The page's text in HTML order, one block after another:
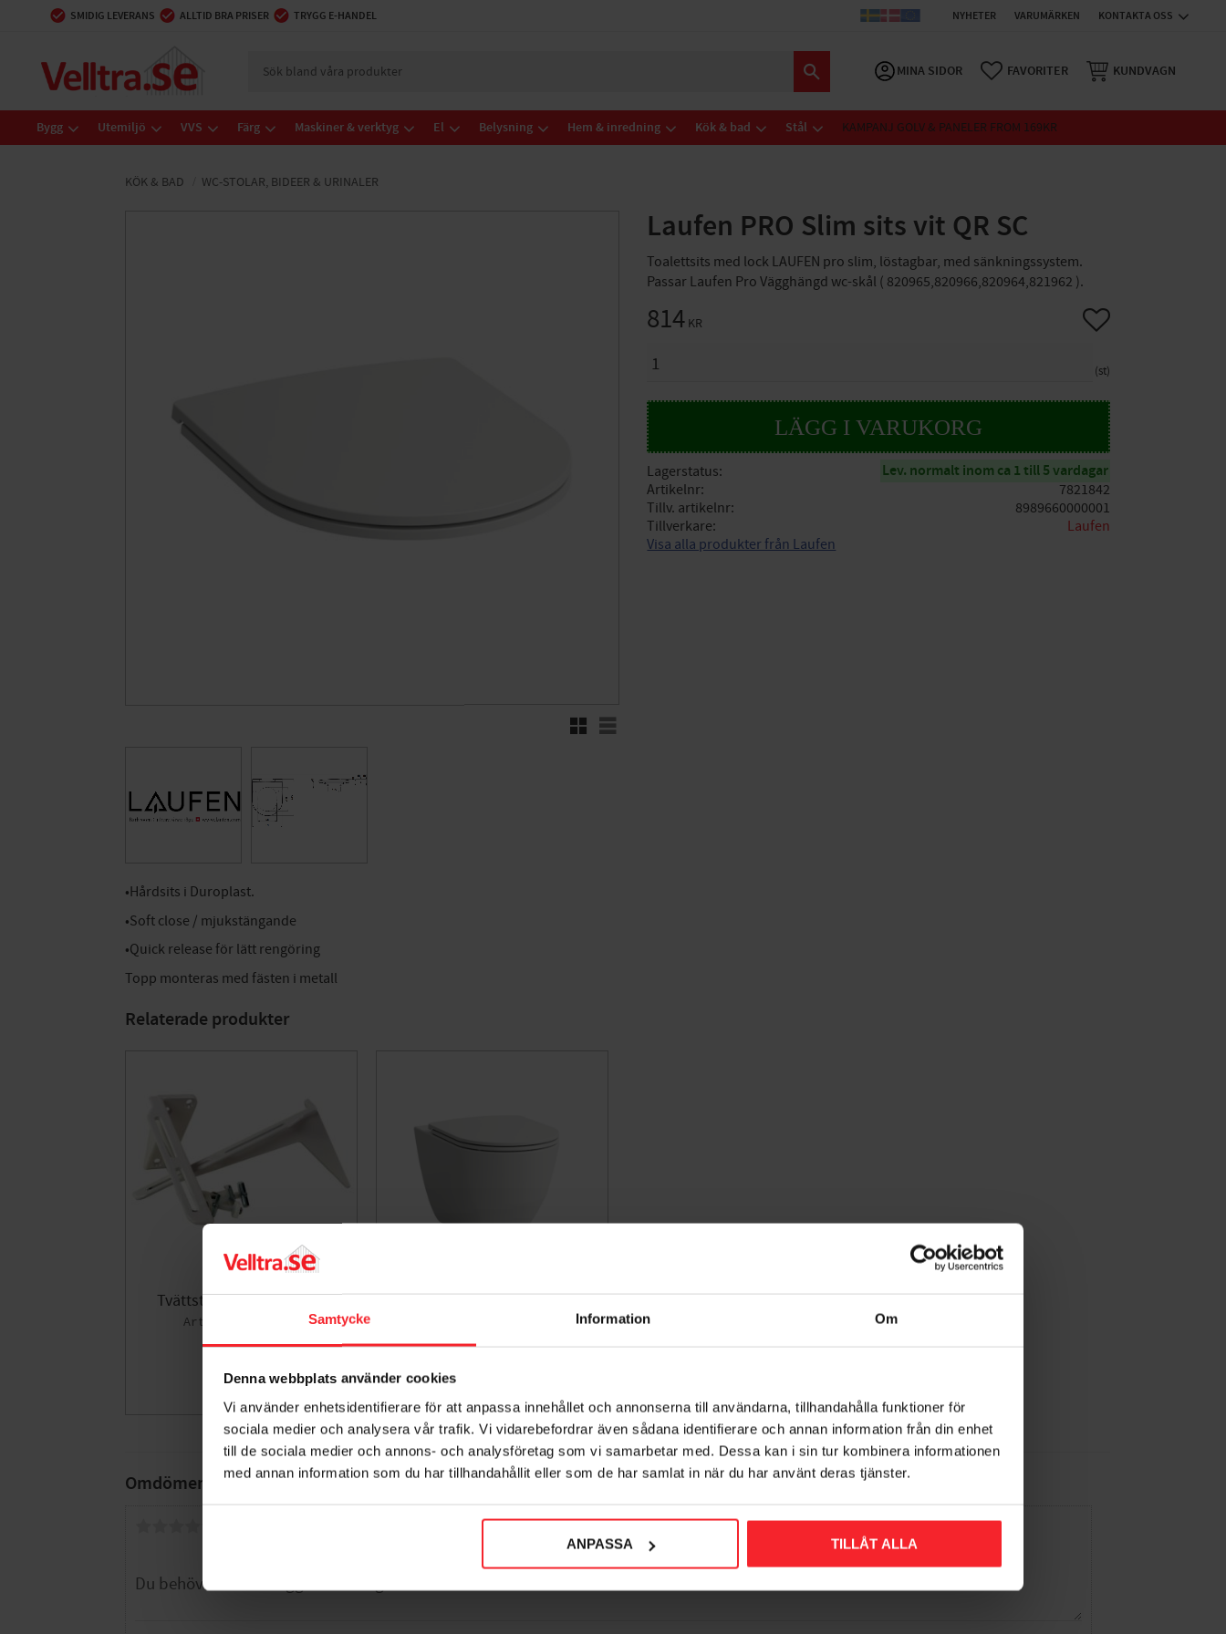
Samtycke Information Om
Denna webbplats använder cookies
Vi använder enhetsidentifierare för att anpassa innehållet och annonserna till användarna, tillhandahålla funktioner för
sociala medier och analysera vår trafik. Vi vidarebefordrar även sådana identifierare och annan information från din enhet
till de sociala medier och annons- och analysföretag som vi samarbetar med. Dessa kan i sin tur kombinera informationen
med annan information som du har tillhandahållit eller som de har samlat in när du har använt deras tjänster.
ANPASSA TILLÅT ALLA
SMIDIG LEVERANS ALLTID BRA PRISER TRYGG E-HANDEL NYHETER VARUMÄRKEN KONTAKTA OSS
MINA SIDOR FAVORITER KUNDVAGN
Bygg Utemiljö VVS Färg Maskiner & verktyg El Belysning Hem & inredning Kök & bad Stål KAMPANJ GOLV & PANELER FROM 169KR
KÖK & BAD WC-STOLAR, BIDEER & URINALER
Laufen PRO Slim sits vit QR SC
Toalettsits med lock LAUFEN pro slim, löstagbar, med sänkningssystem.
Passar Laufen Pro Vägghängd wc-skål ( 820965,820966,820964,821962 ).
Rutnätsvy
Listvy
814 KR
st
Lägg till i favoriter
Lagerstatus Lev. normalt inom ca 1 till 5 vardagar
Artikelnr
7821842
Tillv. artikelnr
8989660000001
Tillverkare
Laufen
Visa alla produkter från Laufen
•Hårdsits i Duroplast.
•Soft close / mjukstängande
•Quick release för lätt rengöring
Topp monteras med fästen i metall
Omdömen
Relaterade produkter
Tvättställskonsol 260 Vit
139KR
Lägg till i favoriter
Vägghängd WC-skål Laufen
Lägg till i favoriter